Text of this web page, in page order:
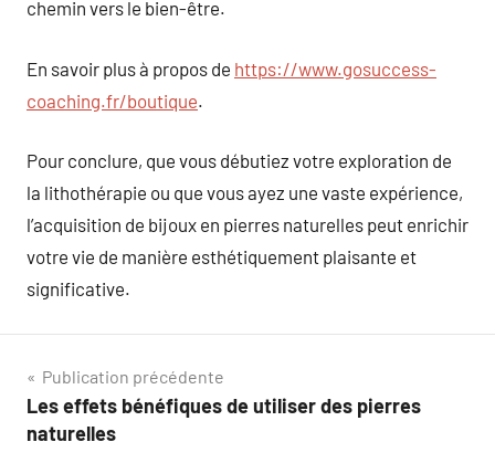
chemin vers le bien-être.
En savoir plus à propos de https://www.gosuccess-
coaching.fr/boutique.
Pour conclure, que vous débutiez votre exploration de
la lithothérapie ou que vous ayez une vaste expérience,
l’acquisition de bijoux en pierres naturelles peut enrichir
votre vie de manière esthétiquement plaisante et
significative.
Navigation
de
Publication précédente
Les effets bénéfiques de utiliser des pierres
naturelles